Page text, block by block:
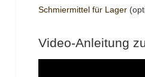
Schmiermittel für Lager
Video-Anleitung